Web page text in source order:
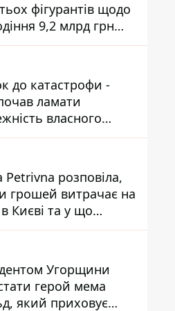
фігурантів щодо
9,2 млрд грн
скерували до
до катастрофи -
ламати
власного
змусивши
базову ставку
Petrivna розповіла,
грошей витрачає на
Києві та у що
мільйони
Угорщини
герой мема
який приховує